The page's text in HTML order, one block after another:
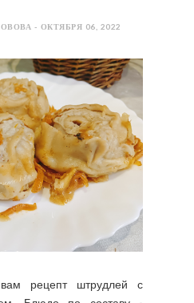
- ОКТЯБРЯ 06, 2022
рецепт штрудлей с